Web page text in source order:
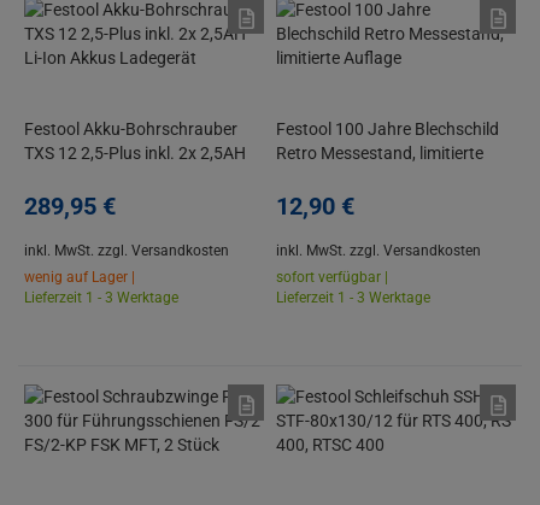
Festool Akku-Bohrschrauber
TXS 12 2,5-Plus inkl. 2x 2,5AH
289,95 €
inkl. MwSt. zzgl. Versandkosten
wenig auf Lager |
Lieferzeit 1 - 3 Werktage
Festool 100 Jahre Blechschild
Retro Messestand, limitierte
12,90 €
inkl. MwSt. zzgl. Versandkosten
sofort verfügbar |
Lieferzeit 1 - 3 Werktage